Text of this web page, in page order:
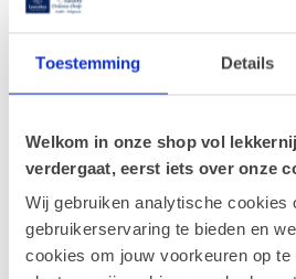
Toestemming Details
Welkom in onze shop vol
verdergaat, eerst iets over onze
Wij gebruiken analytische cookies
gebruikerservaring te bieden en
cookies om jouw voorkeuren op te
Recent bekeken